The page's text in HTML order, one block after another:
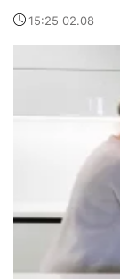
15:25 02.08